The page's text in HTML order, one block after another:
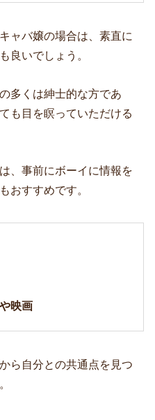
ャバ嬢の場合は、素直に
良いでしょう。
多くは紳士的な方であ
も目を瞑っていただける
、事前にボーイに情報を
おすすめです。
映画
ら自分との共通点を見つ